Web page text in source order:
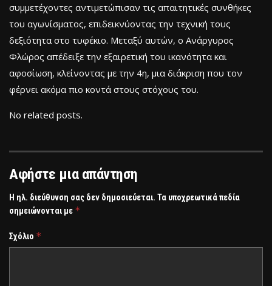
συμμετέχοντες αντιμετώπισαν τις απαιτητικές συνθήκες
του αγωνίσματος, επιδεικνύοντας την τεχνική τους
δεξιότητα στο τυφέκιο. Μεταξύ αυτών, ο Ανάργυρος
Φλώρος απέδειξε την εξαιρετική του ικανότητα και
αφοσίωση, κλείνοντας με την 4η, μια διάκριση που τον
φέρνει ακόμα πιο κοντά στους στόχους του.
No related posts.
Αφήστε μια απάντηση
Η ηλ. διεύθυνση σας δεν δημοσιεύεται. Τα υποχρεωτικά πεδία
σημειώνονται με *
Σχόλιο *